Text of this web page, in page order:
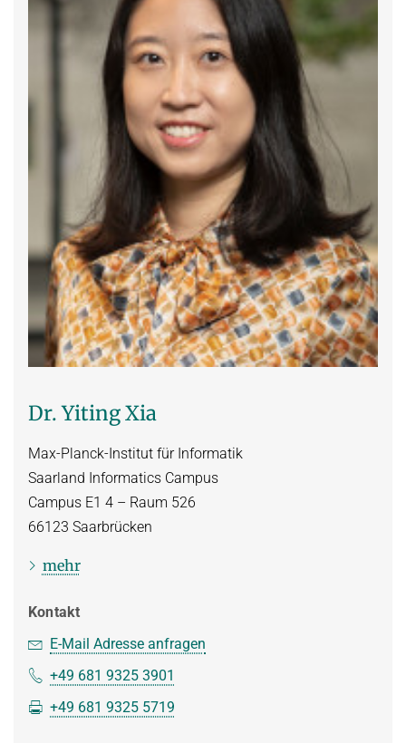
PUBLICATIONS
English
Dr. Yiting Xia
Max-Planck-Institut für Informatik
Saarland Informatics Campus
Campus E1 4 – Raum 526
66123 Saarbrücken
mehr
Kontakt
E-Mail Adresse anfragen
+49 681 9325 3901
+49 681 9325 5719